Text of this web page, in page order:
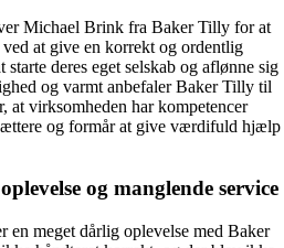
Michael Brink fra Baker Tilly for at
ved at give en korrekt og ordentlig
deres eget selskab og aflønne sig
og varmt anbefaler Baker Tilly til
at virksomheden har kompetencer
og formår at give værdifuld hjælp
og manglende service
en meget dårlig oplevelse med Baker